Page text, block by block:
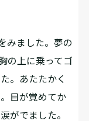
みました。夢の
の上に乗ってゴ
。あたたかく
目が覚めてか
がでました。